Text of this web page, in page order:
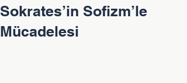
Sokrates’in Sofizm’le
Mücadelesi